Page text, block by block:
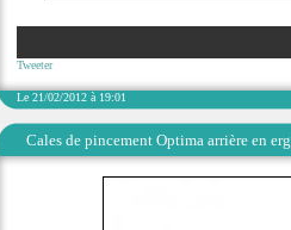
Tweeter
Le 21/02/2012 à 19:01
Cales de pincement Optima arrière en